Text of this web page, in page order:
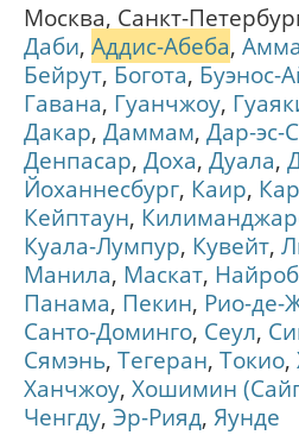
Москва, Санкт-
Даби, Аддис-Абеба,
Бейрут, Богота, Буэнос-
Гавана, Гуанчжоу,
Дакар, Даммам, Дар-эс-
Денпасар, Доха, Дуала,
Йоханнесбург, Каир,
Кейптаун,
Куала-Лумпур, Кувейт,
Манила, Маскат,
Панама, Пекин, Рио-де-
Санто-Доминго, Сеул,
Сямэнь, Тегеран, Токио,
Ханчжоу, Хошимин
Ченгду, Эр-Рияд, Яунде